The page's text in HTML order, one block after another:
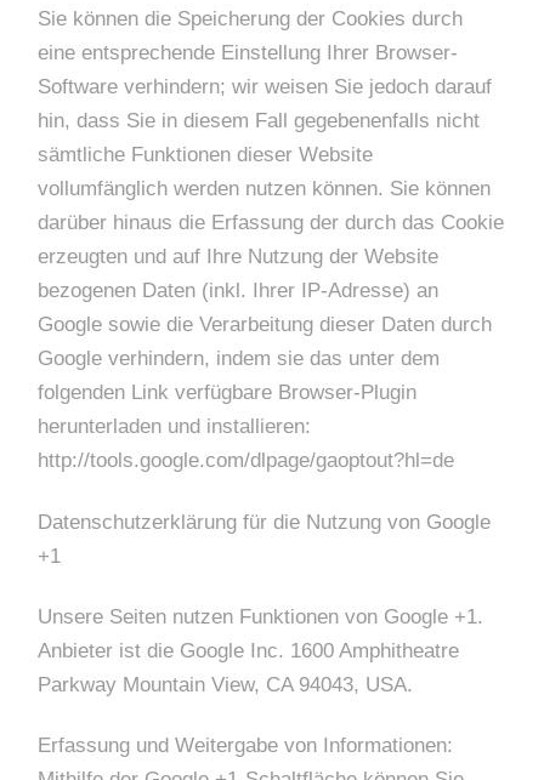
Sie können die Speicherung der Cookies durch
eine entsprechende Einstellung Ihrer Browser-
Software verhindern; wir weisen Sie jedoch darauf
hin, dass Sie in diesem Fall gegebenenfalls nicht
sämtliche Funktionen dieser Website
vollumfänglich werden nutzen können. Sie können
darüber hinaus die Erfassung der durch das Cookie
erzeugten und auf Ihre Nutzung der Website
bezogenen Daten (inkl. Ihrer IP-Adresse) an
Google sowie die Verarbeitung dieser Daten durch
Google verhindern, indem sie das unter dem
folgenden Link verfügbare Browser-Plugin
herunterladen und installieren:
http://tools.google.com/dlpage/gaoptout?hl=de
Datenschutzerklärung für die Nutzung von Google
+1
Unsere Seiten nutzen Funktionen von Google +1.
Anbieter ist die Google Inc. 1600 Amphitheatre
Parkway Mountain View, CA 94043, USA.
Erfassung und Weitergabe von Informationen: